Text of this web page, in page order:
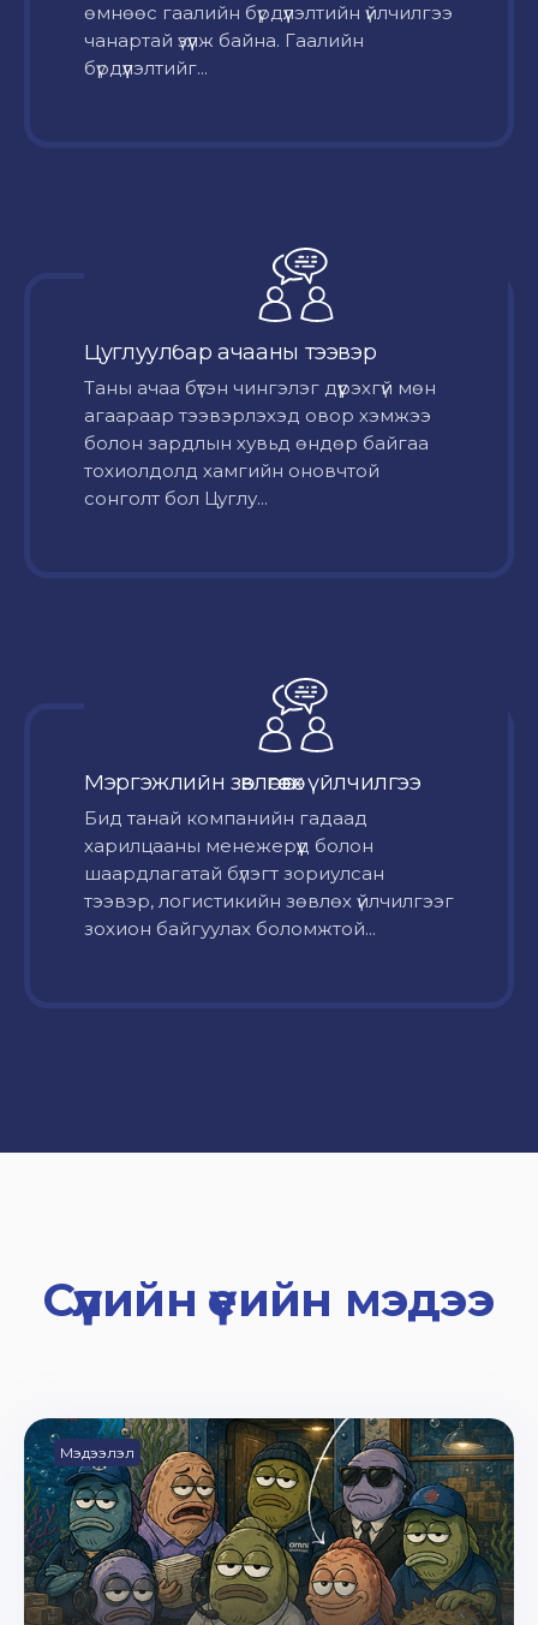
өмнөөс гаалийн бүрдүүлэлтийн үйлчилгээ
чанартай үзүүлж байна. Гаалийн
бүрдүүлэлтийг...
Цуглуулбар ачааны тээвэр
Таны ачаа бүтэн чингэлэг дүүрэхгүй мөн
агаараар тээвэрлэхэд овор хэмжээ
болон зардлын хувьд өндөр байгаа
тохиолдолд хамгийн оновчтой
сонголт бол Цуглу...
Мэргэжлийн зөвлөгөө өгөх үйлчилгээ
Бид танай компанийн гадаад
харилцааны менежерүүд болон
шаардлагатай бүлэгт зориулсан
тээвэр, логистикийн зөвлөх үйлчилгээг
зохион байгуулах боломжтой...
Сүүлийн үеийн мэдээ
Мэдээлэл